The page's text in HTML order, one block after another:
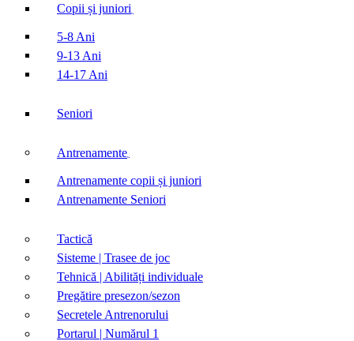
Copii și juniori
5-8 Ani
9-13 Ani
14-17 Ani
Seniori
Antrenamente
Antrenamente copii și juniori
Antrenamente Seniori
Tactică
Sisteme | Trasee de joc
Tehnică | Abilități individuale
Pregătire presezon/sezon
Secretele Antrenorului
Portarul | Numărul 1